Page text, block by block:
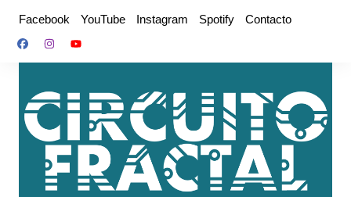
contenido
Facebook YouTube Instagram Spotify Contacto